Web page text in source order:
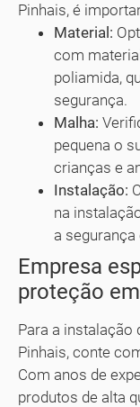
Pinhais, é
Material:
com
poliamida,
segurança.
Malha:
pequena o
crianças e
Instalação:
na
a
Empresa
proteção
Para a instalação
Pinhais, conte
Com anos de
produtos de alta